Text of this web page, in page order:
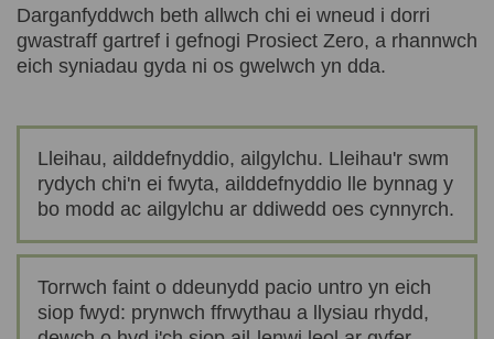
Darganfyddwch beth allwch chi ei wneud i dorri
gwastraff gartref i gefnogi Prosiect Zero, a rhannwch
eich syniadau gyda ni os gwelwch yn dda.
Lleihau, ailddefnyddio, ailgylchu. Lleihau'r swm
rydych chi'n ei fwyta, ailddefnyddio lle bynnag y
bo modd ac ailgylchu ar ddiwedd oes cynnyrch.
Torrwch faint o ddeunydd pacio untro yn eich
siop fwyd: prynwch ffrwythau a llysiau rhydd,